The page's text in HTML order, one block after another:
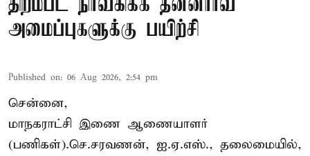
திறம்பட நிர்வகிக்க தன்னார்வ
அமைப்புகளுக்கு பயிற்சி
Published on: 06 Aug 2026, 2:54 pm
சென்னை,
மாநகராட்சி இணை ஆணையாளர்
(பணிகள்).செ.சரவணன், ஐ.ஏ.எஸ்., தலைமையில்,